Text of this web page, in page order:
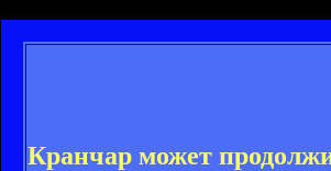
Кранчар может